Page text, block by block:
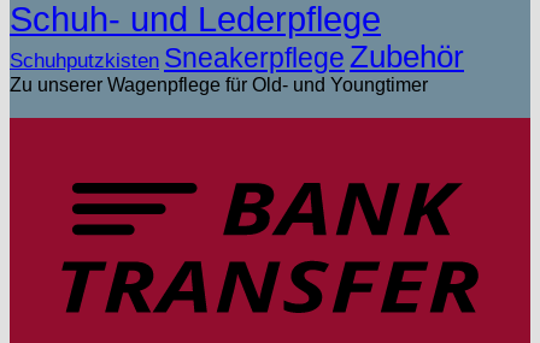
Schuh- und Lederpflege
Schuhputzkisten Sneakerpflege Zubehör
Zu unserer Wagenpflege für Old- und Youngtimer